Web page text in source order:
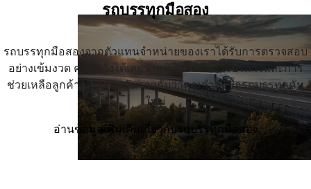
รถบรรทุกมือสอง
รถบรรทุกมือสองจากตัวแทนจำหน่ายของเราได้รับการตรวจสอบ
อย่างเข้มงวด คาดหวังได้เลยว่าคุณจะได้รับการบริการและการ
ช่วยเหลือลูกค้าแบบเดียวกันราวกับว่าคุณกำลังซื้อรถบรรทุกคัน
ใหม่
อ่านข้อมูลเพิ่มเติมเกี่ยวกับรถบรรทุกมือสอง